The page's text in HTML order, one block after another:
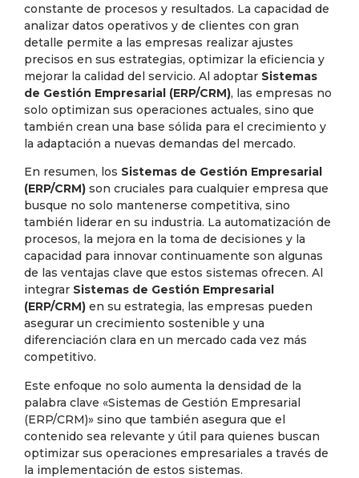
constante de procesos y resultados. La capacidad de
analizar datos operativos y de clientes con gran
detalle permite a las empresas realizar ajustes
precisos en sus estrategias, optimizar la eficiencia y
mejorar la calidad del servicio. Al adoptar Sistemas
de Gestión Empresarial (ERP/CRM), las empresas no
solo optimizan sus operaciones actuales, sino que
también crean una base sólida para el crecimiento y
la adaptación a nuevas demandas del mercado.
En resumen, los Sistemas de Gestión Empresarial
(ERP/CRM) son cruciales para cualquier empresa que
busque no solo mantenerse competitiva, sino
también liderar en su industria. La automatización de
procesos, la mejora en la toma de decisiones y la
capacidad para innovar continuamente son algunas
de las ventajas clave que estos sistemas ofrecen. Al
integrar Sistemas de Gestión Empresarial
(ERP/CRM) en su estrategia, las empresas pueden
asegurar un crecimiento sostenible y una
diferenciación clara en un mercado cada vez más
competitivo.
Este enfoque no solo aumenta la densidad de la
palabra clave «Sistemas de Gestión Empresarial
(ERP/CRM)» sino que también asegura que el
contenido sea relevante y útil para quienes buscan
optimizar sus operaciones empresariales a través de
la implementación de estos sistemas.